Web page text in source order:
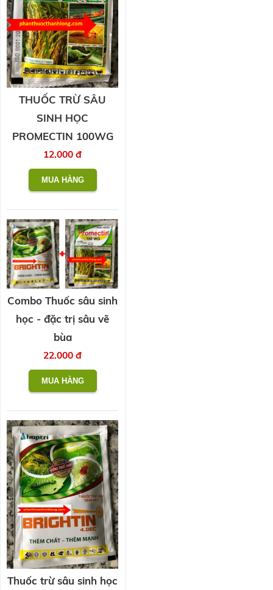
THUỐC TRỪ SÂU
SINH HỌC
PROMECTIN 100WG
12.000 đ
Combo Thuốc sâu sinh
học - đặc trị sâu vẽ
bùa
22.000 đ
Thuốc trừ sâu sinh học